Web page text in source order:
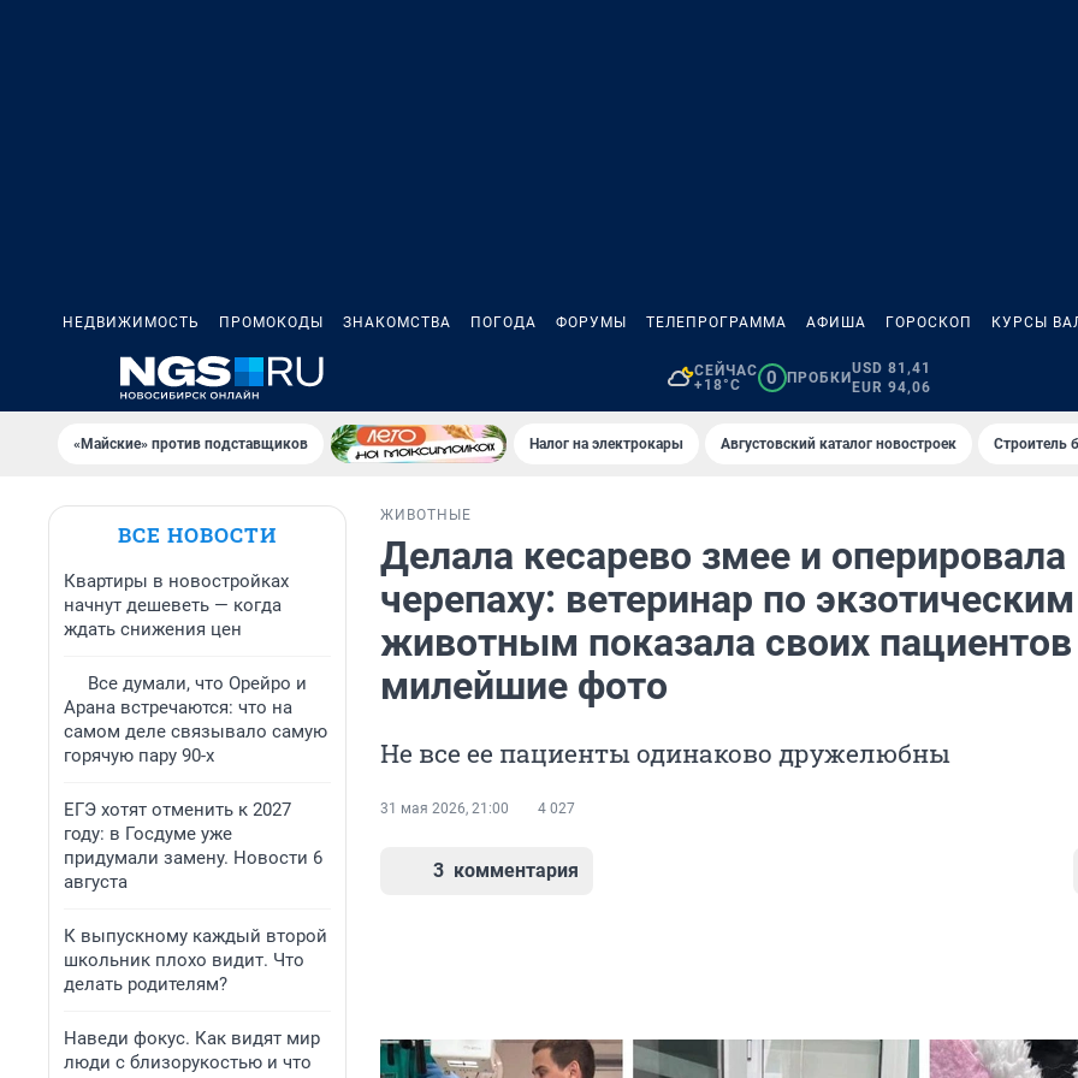
НЕДВИЖИМОСТЬ ПРОМОКОДЫ ЗНАКОМСТВА ПОГОДА ФОРУМЫ ТЕЛЕПРОГРАММА АФИША ГОРОСКОП КУРСЫ
СЕЙЧАС
+18°C
0 ПРОБКИ
USD 81,41
EUR 94,06
«Майские» против подставщиков Налог на электрокары Августовский каталог новостроек Строитель
ВСЕ НОВОСТИ
Квартиры в новостройках
начнут дешеветь — когда
ждать снижения цен
Все думали, что Орейро и
Арана встречаются: что на
самом деле связывало самую
горячую пару 90-х
ЕГЭ хотят отменить к 2027
году: в Госдуме уже
придумали замену. Новости 6
августа
К выпускному каждый второй
школьник плохо видит. Что
делать родителям?
Наведи фокус. Как видят мир
люди с близорукостью и что
ЖИВОТНЫЕ
Делала кесарево змее и оперировала
черепаху: ветеринар по экзотическим
животным показала своих
милейшие фото
Не все ее пациенты одинаково дружелюбны
31 мая 2026, 21:00 4 027
3 комментария